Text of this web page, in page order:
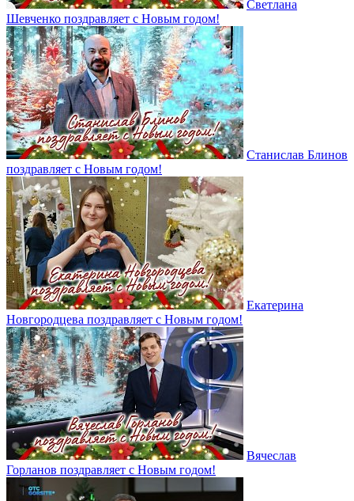
Светлана
Шевченко поздравляет с Новым годом!
Станислав Блинов
поздравляет с Новым годом!
Екатерина
Новгородцева поздравляет с Новым годом!
Вячеслав
Горланов поздравляет с Новым годом!